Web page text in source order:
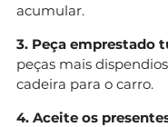
acumular.
3. Peça emprestado
peças mais
cadeira para o carro.
4. Aceite os